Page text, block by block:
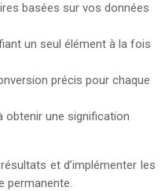
basées sur vos données
un seul élément à la fois
précis pour chaque
obtenir une signification
et d’implémenter les
permanente.